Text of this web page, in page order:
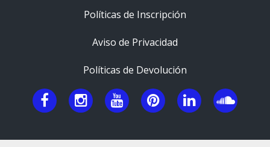
Políticas de Inscripción
Aviso de Privacidad
Políticas de Devolución